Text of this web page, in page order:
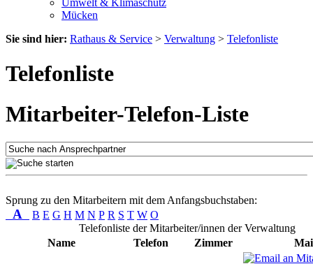
Umwelt & Klimaschutz
Mücken
Sie sind hier: Rathaus & Service > Verwaltung > Telefonliste
Telefonliste
Mitarbeiter-Telefon-Liste
Sprung zu den Mitarbeitern mit dem Anfangsbuchstaben:
A B E G H M N P R S T W O
Telefonliste der Mitarbeiter/innen der Verwaltung
Name
Telefon Zimmer